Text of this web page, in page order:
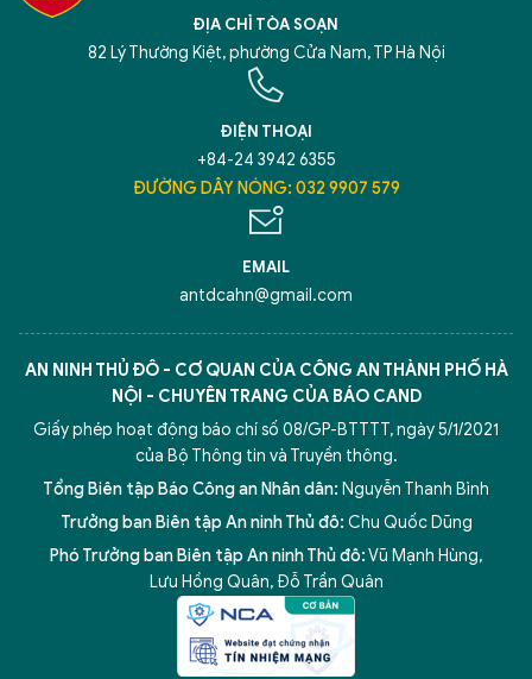
ĐỊA CHỈ TÒA SOẠN
82 Lý Thường Kiệt, phường Cửa Nam, TP Hà Nội
ĐIỆN THOẠI
+84-24 3942 6355
ĐƯỜNG DÂY NÓNG: 032 9907 579
EMAIL
antdcahn@gmail.com
AN NINH THỦ ĐÔ - CƠ QUAN CỦA CÔNG AN THÀNH PHỐ HÀ
NỘI - CHUYÊN TRANG CỦA BÁO CAND
Giấy phép hoạt động báo chí số 08/GP-BTTTT, ngày 5/1/2021
của Bộ Thông tin và Truyền thông.
Tổng Biên tập Báo Công an Nhân dân: Nguyễn Thanh Bình
Trưởng ban Biên tập An ninh Thủ đô: Chu Quốc Dũng
Phó Trưởng ban Biên tập An ninh Thủ đô:Vũ Mạnh Hùng,
Lưu Hồng Quân, Đỗ Trần Quân
5 điểm nghẽn của Hà Nội giải pháp xử lý điểm nghẽn của